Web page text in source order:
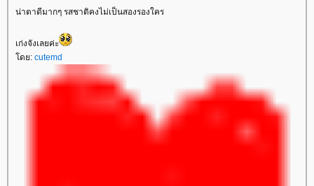
น่าตาดีมากๆ รสชาติคงไม่เป็นสองรองใคร
เก่งจังเลยค่ะ
โดย: cutemd